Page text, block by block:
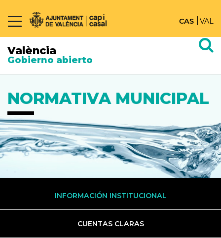
CAS VAL
València
Gobierno abierto
NORMATIVA MUNICIPAL
INFORMACIÓN INSTITUCIONAL
CUENTAS CLARAS